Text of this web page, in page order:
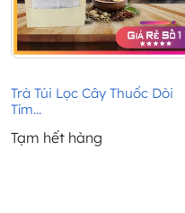
Trà Túi Lọc Cây Thuốc Dòi
Tím...
Tạm hết hàng